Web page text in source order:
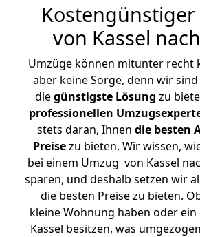
von Kassel
Umzüge können mitunter recht
aber keine Sorge, denn wir
diegünstigste Lösung zu
professionellen
stets daran, Ihnen die besten
Preisezu bieten. Wir wissen,
bei einem Umzug von Kassel
sparen, und deshalb setzen wir
die besten Preise zu bieten.
kleine Wohnung haben oder
Kassel besitzen, was